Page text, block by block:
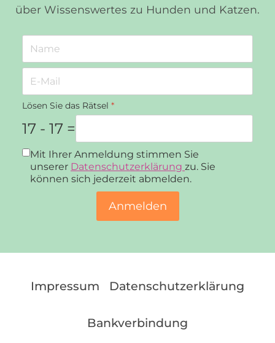
über Wissenswertes zu Hunden und Katzen.
Lösen Sie das Rätsel *
17 - 17 =
Datenschutz*
Mit Ihrer Anmeldung stimmen Sie
unserer Datenschutzerklärung zu. Sie
können sich jederzeit abmelden.
Anmelden
Impressum Datenschutzerklärung
Bankverbindung